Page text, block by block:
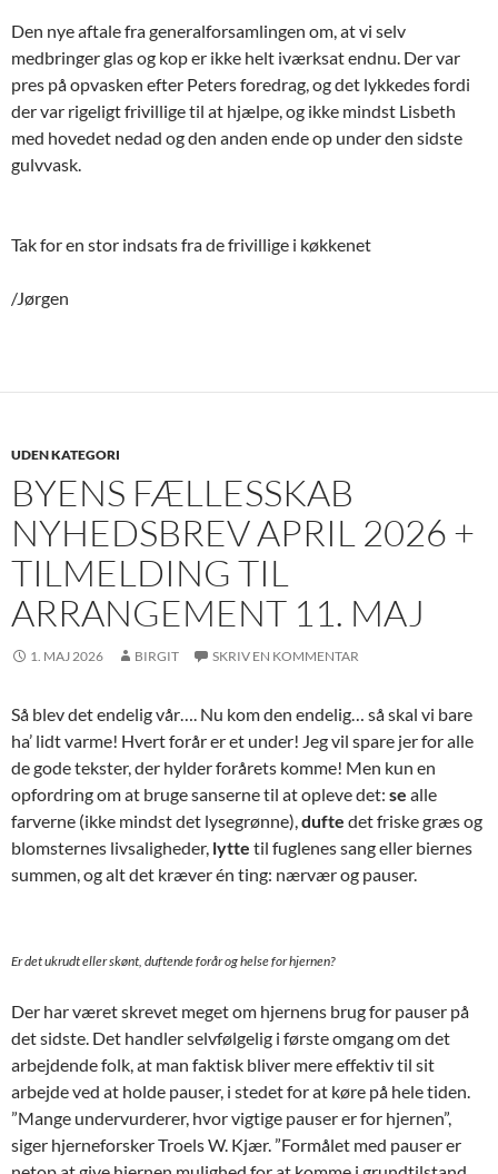
Den nye aftale fra generalforsamlingen om, at vi selv
medbringer glas og kop er ikke helt iværksat endnu. Der var
pres på opvasken efter Peters foredrag, og det lykkedes fordi
der var rigeligt frivillige til at hjælpe, og ikke mindst Lisbeth
med hovedet nedad og den anden ende op under den sidste
gulvvask.
Tak for en stor indsats fra de frivillige i køkkenet
/Jørgen
UDEN KATEGORI
BYENS FÆLLESSKAB
NYHEDSBREV APRIL 2026 +
TILMELDING TIL
ARRANGEMENT 11. MAJ
1. MAJ 2026 BIRGIT SKRIV EN KOMMENTAR
Så blev det endelig vår…. Nu kom den endelig… så skal vi bare
ha’ lidt varme! Hvert forår er et under! Jeg vil spare jer for alle
de gode tekster, der hylder forårets komme! Men kun en
opfordring om at bruge sanserne til at opleve det: se alle
farverne (ikke mindst det lysegrønne),dufte det friske græs og
blomsternes livsaligheder, lytte til fuglenes sang eller biernes
summen, og alt det kræver én ting: nærvær og pauser.
Er det ukrudt eller skønt, duftende forår og helse for hjernen?
Der har været skrevet meget om hjernens brug for pauser på
det sidste. Det handler selvfølgelig i første omgang om det
arbejdende folk, at man faktisk bliver mere effektiv til sit
arbejde ved at holde pauser, i stedet for at køre på hele tiden.
”Mange undervurderer, hvor vigtige pauser er for hjernen”,
siger hjerneforsker Troels W. Kjær. ”Formålet med pauser er